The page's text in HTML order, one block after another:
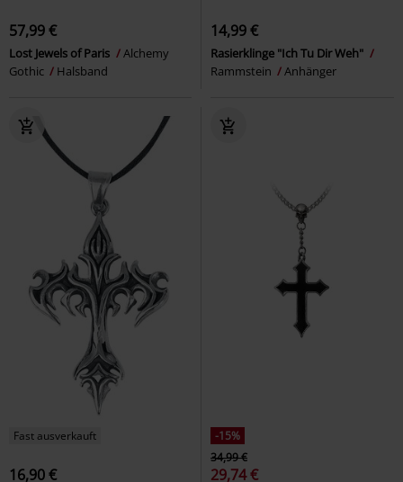
57,99 €
Lost Jewels of Paris
Alchemy
Gothic
Halsband
14,99 €
Rasierklinge "Ich Tu Dir Weh"
Rammstein
Anhänger
Fast ausverkauft
16,90 €
-15%
34,99 €
29,74 €